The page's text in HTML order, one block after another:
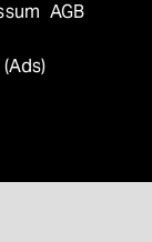
AGB